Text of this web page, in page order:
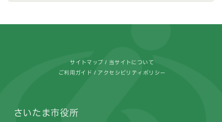
サイトマップ 当サイトについて
ご利用ガイド アクセシビリティポリシー
さいたま市役所